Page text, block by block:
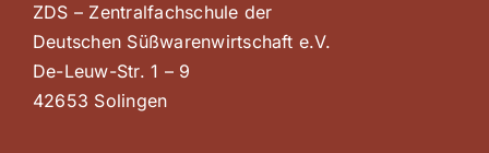
ZDS – Zentralfachschule der
Deutschen Süßwarenwirtschaft e.V.
De-Leuw-Str. 1 – 9
42653 Solingen